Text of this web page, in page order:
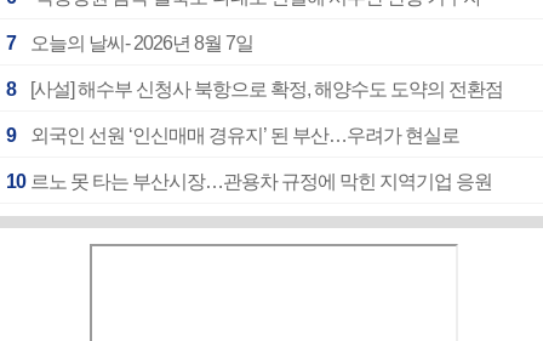
7 오늘의 날씨- 2026년 8월 7일
8 [사설] 해수부 신청사 북항으로 확정, 해양수도 도약의 전환점
9 외국인 선원 ‘인신매매 경유지’ 된 부산…우려가 현실로
10 르노 못 타는 부산시장…관용차 규정에 막힌 지역기업 응원